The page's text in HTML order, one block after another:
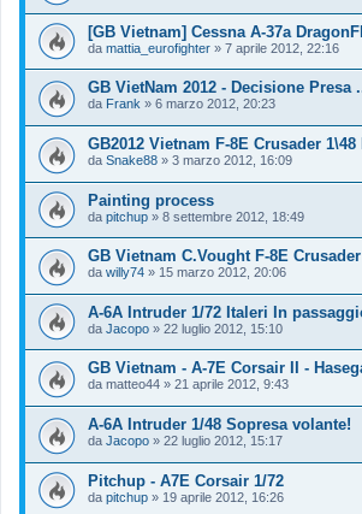
[GB Vietnam] Cessna A-37a
da mattia_eurofighter » 7 aprile 2012, 22:16
GB VietNam 2012 - Decisione Presa
da Frank » 6 marzo 2012, 20:23
GB2012 Vietnam F-8E Crusader 1\48
da Snake88 » 3 marzo 2012, 16:09
Painting process
da pitchup » 8 settembre 2012, 18:49
GB Vietnam C.Vought F-8E
da willy74 » 15 marzo 2012, 20:06
A-6A Intruder 1/72 Italeri In
da Jacopo » 22 luglio 2012, 15:10
GB Vietnam - A-7E Corsair II -
da matteo44 » 21 aprile 2012, 9:43
A-6A Intruder 1/48 Sopresa volante!
da Jacopo » 22 luglio 2012, 15:17
Pitchup - A7E Corsair 1/72
da pitchup » 19 aprile 2012, 16:26